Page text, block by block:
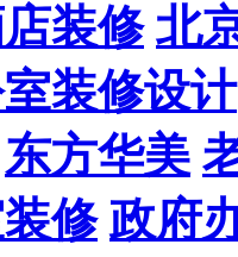
装修 北
装修设计
东方华美
修 政府